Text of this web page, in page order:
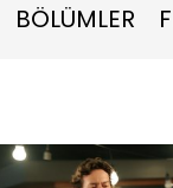
BÖLÜMLER